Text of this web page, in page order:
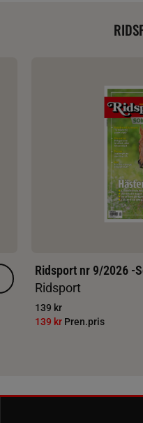
Ridsport nr 9/2026 -
Ridsport
139 kr
139 kr Pren.pris